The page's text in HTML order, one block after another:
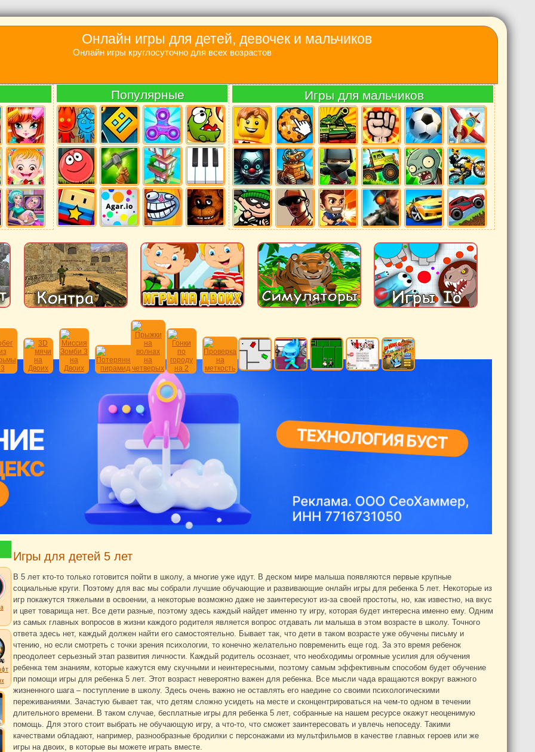
Онлайн игры для детей, девочек и мальчиков
Онлайн игры круглосуточно для всех возрастов
Популярные Игры для мальчиков
Игры для детей 5 лет
В 5 лет кто-то только готовится пойти в школу, а многие уже идут. В деском мире малыша появляются первые крупные
социальные круги. Поэтому для вас мы собрали лучшие обучающие и развивающие онлайн игры для ребенка 5 лет. Некоторые из
игр покажутся тяжелыми в освоении, а некоторые возможно даже не заинтересуют из-за своей простоты, но, как известно, на вкус
и цвет товарища нет. Все дети разные, поэтому здесь каждый найдет именно ту игру, которая будет интересна именно ему. Одним
из самых главных вопросов в жизни каждого родителя является вопрос отдавать ли малыша в этом возрасте в школу. Точного
ответа здесь нет, каждый должен найти его самостоятельно. Бывает так, что дети в таком возрасте уже обучены письму и
чтению, но если смотреть с точки зрения психологии, то конечно желательно повременить еще год. За это время ребенок
преодолеет серьезный этап развития личности. Каждый родитель осознает, что необходимы огромные усилия для обучения
ребенка тем знаниям, которые кажутся ему скучными и неинтересными, поэтому самым эффективным способом будет обучение
при помощи игры для ребенка 5 лет. Этот возраст невероятно важен для ребенка. Все мысли чада вращаются вокруг важного
жизненного шага – поступление в школу. Здесь очень важно не оставлять его наедине со своими психологическими
переживаниями. Зачастую бывает так, что детям сложно усидеть на месте и сконцентрироваться на чем-то одном в течении
длительного времени. В таком случае, бесплатные игры для ребенка 5 лет, собранные на нашем ресурсе окажут неоценимую
помощь. Для этого стоит выбрать не обучающую игру, а что-то, что сможет заинтересовать и увлечь непоседу. Такими
качествами обладают, например, разнообразные бродилки с персонажами из мультфильмов в качестве главных героев или же
игры на двоих, в которые вы можете играть вместе.